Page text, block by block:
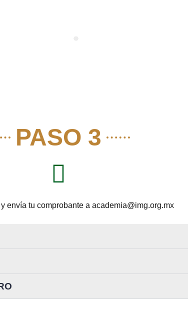
PASO 3
envía tu comprobante a academia@img.org.mx